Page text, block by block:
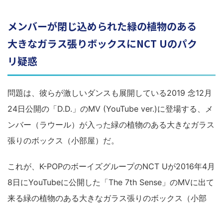
メンバーが閉じ込められた緑の植物のある
大きなガラス張りボックスにNCT Uのパク
リ疑惑
問題は、彼らが激しいダンスも展開している2019 念12月
24日公開の「D.D.」のMV (YouTube ver.)に登場する、メ
ンバー（ラウール）が入った緑の植物のある大きなガラス
張りのボックス（小部屋）だ。
これが、K-POPのボーイズグループのNCT Uが2016年4月
8日にYouTubeに公開した「The 7th Sense」のMVに出て
来る緑の植物のある大きなガラス張りのボックス（小部